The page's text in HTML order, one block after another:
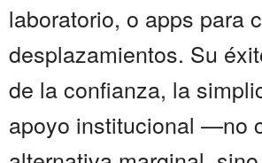
laboratorio, o apps para
desplazamientos. Su
de la confianza, la
apoyo institucional —no